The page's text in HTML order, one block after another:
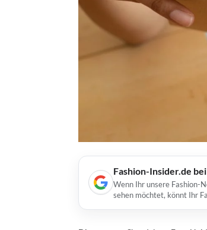
Fashion-Insider.de
Wenn Ihr unsere Fashion-
sehen möchtet, könnt Ihr